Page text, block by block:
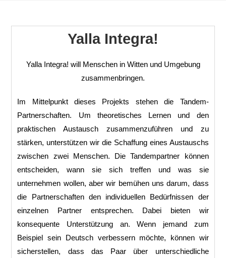
Yalla Integra!
Yalla Integra! will Menschen in Witten und Umgebung
zusammenbringen.
Im Mittelpunkt dieses Projekts stehen die Tandem-
Partnerschaften. Um theoretisches Lernen und den
praktischen Austausch zusammenzuführen und zu
stärken, unterstützen wir die Schaffung eines Austauschs
zwischen zwei Menschen. Die Tandempartner können
entscheiden, wann sie sich treffen und was sie
unternehmen wollen, aber wir bemühen uns darum, dass
die Partnerschaften den individuellen Bedürfnissen der
einzelnen Partner entsprechen. Dabei bieten wir
konsequente Unterstützung an. Wenn jemand zum
Beispiel sein Deutsch verbessern möchte, können wir
sicherstellen, dass das Paar über unterschiedliche